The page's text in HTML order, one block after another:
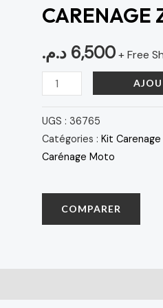
CARENAGE
6,500 د.م. + Free
SX
13
UGS : 36765
Catégories : Kit
Carénage Moto
COMPARER